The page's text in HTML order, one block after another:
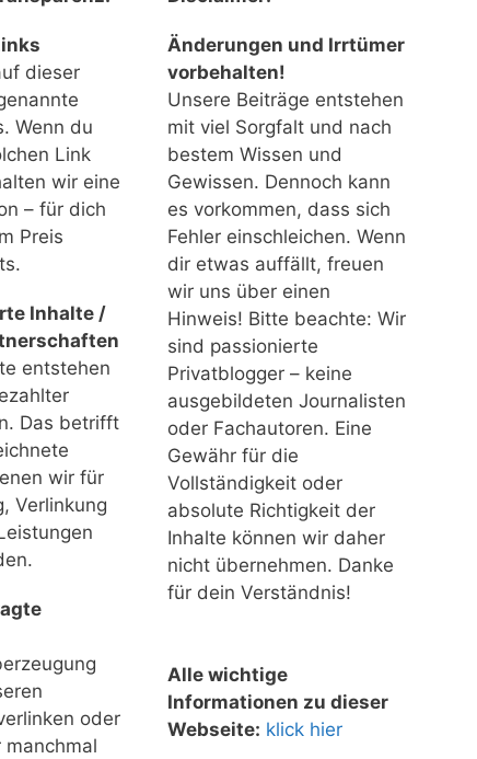
dieser
Wenn du
Link
wir eine
– für dich
Preis
Inhalte /
entstehen
Das betrifft
wir für
Verlinkung
oder
Änderungen und Irrtümer
vorbehalten!
Unsere Beiträge entstehen
mit viel Sorgfalt und nach
bestem Wissen und
Gewissen. Dennoch kann
es vorkommen, dass sich
Fehler einschleichen. Wenn
dir etwas auffällt, freuen
wir uns über einen
Hinweis! Bitte beachte: Wir
sind passionierte
Privatblogger – keine
ausgebildeten Journalisten
oder Fachautoren. Eine
Gewähr für die
Vollständigkeit oder
absolute Richtigkeit der
Inhalte können wir daher
nicht übernehmen. Danke
für dein Verständnis!
Alle wichtige
Informationen zu dieser
Webseite: klick hier